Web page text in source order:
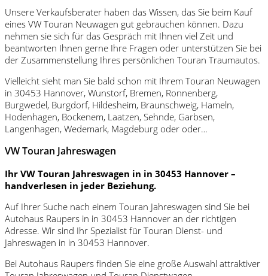
Unsere Verkaufsberater haben das Wissen, das Sie beim Kauf
eines VW Touran Neuwagen gut gebrauchen können. Dazu
nehmen sie sich für das Gespräch mit Ihnen viel Zeit und
beantworten Ihnen gerne Ihre Fragen oder unterstützen Sie bei
der Zusammenstellung Ihres persönlichen Touran Traumautos.
Vielleicht sieht man Sie bald schon mit Ihrem Touran Neuwagen
in 30453 Hannover, Wunstorf, Bremen, Ronnenberg,
Burgwedel, Burgdorf, Hildesheim, Braunschweig, Hameln,
Hodenhagen, Bockenem, Laatzen, Sehnde, Garbsen,
Langenhagen, Wedemark, Magdeburg oder oder…
VW Touran Jahreswagen
Ihr VW Touran Jahreswagen in in 30453 Hannover –
handverlesen in jeder Beziehung.
Auf Ihrer Suche nach einem Touran Jahreswagen sind Sie bei
Autohaus Raupers in in 30453 Hannover an der richtigen
Adresse. Wir sind Ihr Spezialist für Touran Dienst- und
Jahreswagen in in 30453 Hannover.
Bei Autohaus Raupers finden Sie eine große Auswahl attraktiver